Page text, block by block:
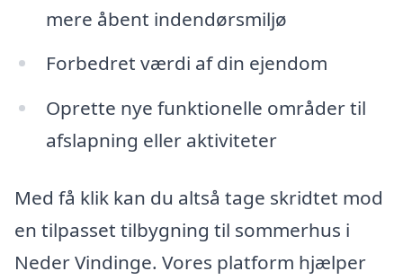
mere åbent indendørsmiljø
Forbedret værdi af din ejendom
Oprette nye funktionelle områder til
afslapning eller aktiviteter
Med få klik kan du altså tage skridtet mod
en tilpasset tilbygning til sommerhus i
Neder Vindinge. Vores platform hjælper